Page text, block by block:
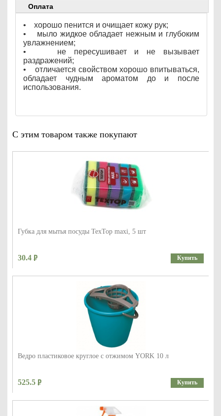
Оплата
• хорошо пенится и очищает кожу рук;
• мыло жидкое обладает нежным и глубоким
увлажнением;
• не пересушивает и не вызывает
раздражений;
• отличается свойством хорошо впитываться,
обладает чудным ароматом до и после
использования.
С этим товаром также покупают
Губка для мытья посуды TexTop maxi, 5 шт
30.4 Купить
Ведро пластиковое круглое с отжимом YORK 10 л
525.5 Купить